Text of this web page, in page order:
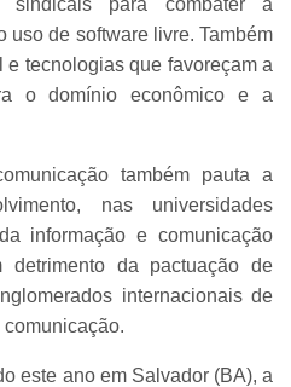
uso de software livre. Também
tecnologias que favoreçam a
o domínio econômico e a
também pauta a
nas universidades
informação e comunicação
detrimento da pactuação de
internacionais de
este ano em Salvador (BA), a